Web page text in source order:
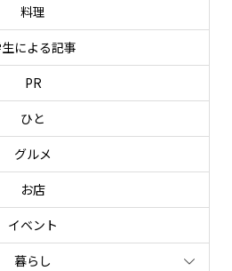
料理
による記事
PR
ひと
グルメ
お店
イベント
暮らし